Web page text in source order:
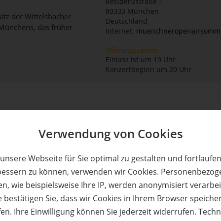
Verwendung von Cookies
Webseite für Sie optimal zu gestalten und
zu können, verwenden wir Cookies.
wie beispielsweise Ihre IP, werden anonymisiert
bestätigen Sie, dass wir Cookies in Ihrem Browser
Ihre Einwilligung können Sie jederzeit widerrufen.
der Wittelsbacher
das früher
80333 München
Deutschland
Internet:
Öffnungszeiten:
Einlass ist um 19 Uhr
Konzertbeginn um 20 Uhr
- Suite & Spa
für 2 Personen
zum halben Preis!
Adults only!
3 Übernachtungen für 2
in einer Suite zum
Adults only!